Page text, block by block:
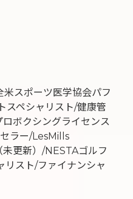
スポーツ医学協会パフ
スペシャリスト/健康管
ボクシングライセンス
セラー/LesMills
更新）/NESTAゴルフ
リスト/ファイナンシャ